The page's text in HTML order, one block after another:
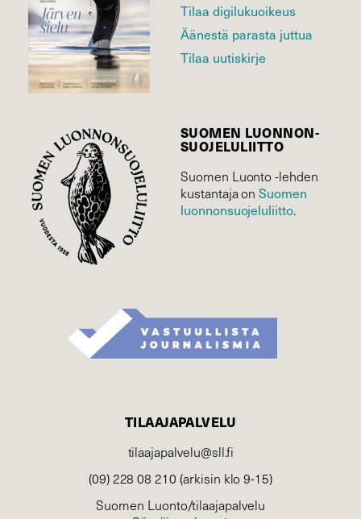
Tilaa digilukuoikeus
Äänestä parasta juttua
Tilaa uutiskirje
SUOMEN LUONNON­
SUOJELU­LIITTO
Suomen Luonto -lehden
kustantaja onSuomen
luonnonsuojelu­liitto.
TILAAJAPALVELU
tilaajapalvelu@sll.fi
(09) 228 08 210 (arkisin klo 9-15)
Suomen Luonto/tilaajapalvelu